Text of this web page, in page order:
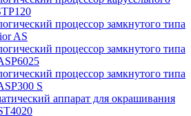
процессор замкнутого типа
AS
процессор замкнутого типа
процессор замкнутого типа
S
аппарат для окрашивания